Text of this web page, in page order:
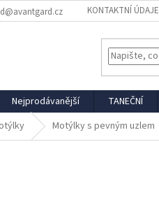
KONTAKTNÍ ÚDAJE
Nejprodávanější TANEČNÍ
Motýlky s pevným uzlem